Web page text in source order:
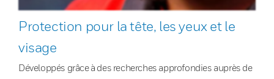
Protection pour la tête, les yeux et le
visage
Développés grâce à des recherches approfondies auprès de